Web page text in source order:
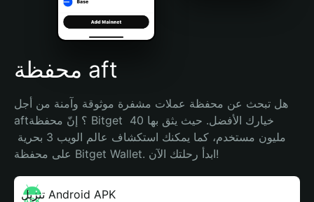
Português (Brasil)
Español (Argentina)
محفظة aft
هل تبحث عن محفظة عملات مشفرة موثوقة وآمنة من أجل
aft؟ إنّ محفظة Bitget خيارك الأفضل. حيث يثق بها 40
على محفظة Bitget Wallet. ابدأ رحلتك الآن!
تنزيل Android APK